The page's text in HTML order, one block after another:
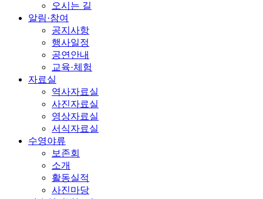
오시는 길
알림·참여
공지사항
행사일정
공연안내
교육·체험
자료실
역사자료실
사진자료실
영상자료실
서식자료실
수영야류
보존회
소개
활동실적
사진마당